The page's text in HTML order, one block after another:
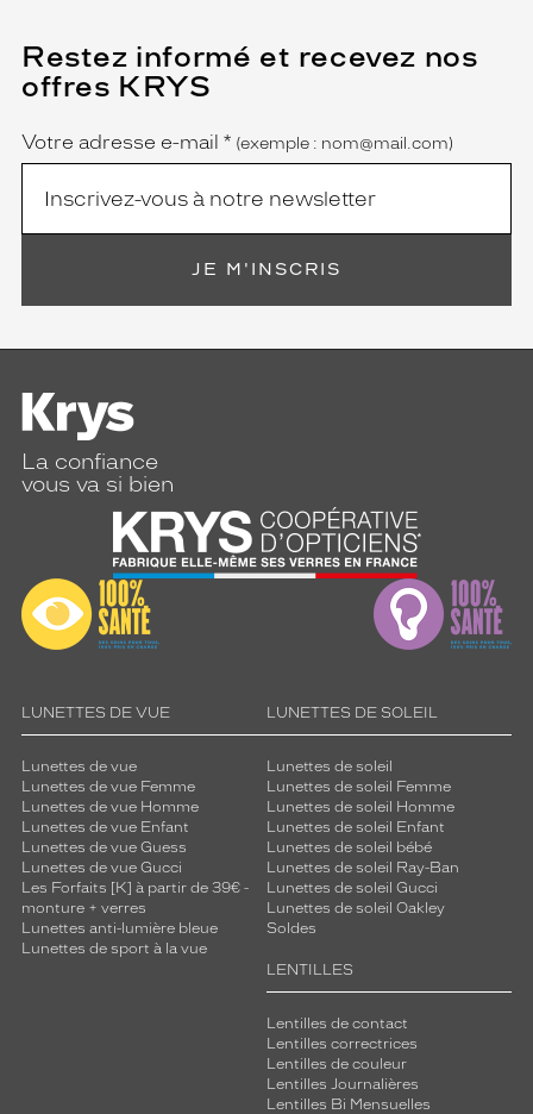
Restez informé et recevez nos
offres KRYS
Name
Votre adresse e-mail *
(Ce
champ
est
obligatoire)
(exemple : nom@mail.com)
JE M'INSCRIS
La confiance
vous va si bien
LUNETTES DE VUE
Lunettes de vue
Lunettes de vue Femme
Lunettes de vue Homme
Lunettes de vue Enfant
Lunettes de vue Guess
Lunettes de vue Gucci
Les Forfaits [K] à partir de 39€ -
monture + verres
Lunettes anti-lumière bleue
Lunettes de sport à la vue
LUNETTES DE SOLEIL
Lunettes de soleil
Lunettes de soleil Femme
Lunettes de soleil Homme
Lunettes de soleil Enfant
Lunettes de soleil bébé
Lunettes de soleil Ray-Ban
Lunettes de soleil Gucci
Lunettes de soleil Oakley
Soldes
LENTILLES
Lentilles de contact
Lentilles correctrices
Lentilles de couleur
Lentilles Journalières
Lentilles Bi Mensuelles